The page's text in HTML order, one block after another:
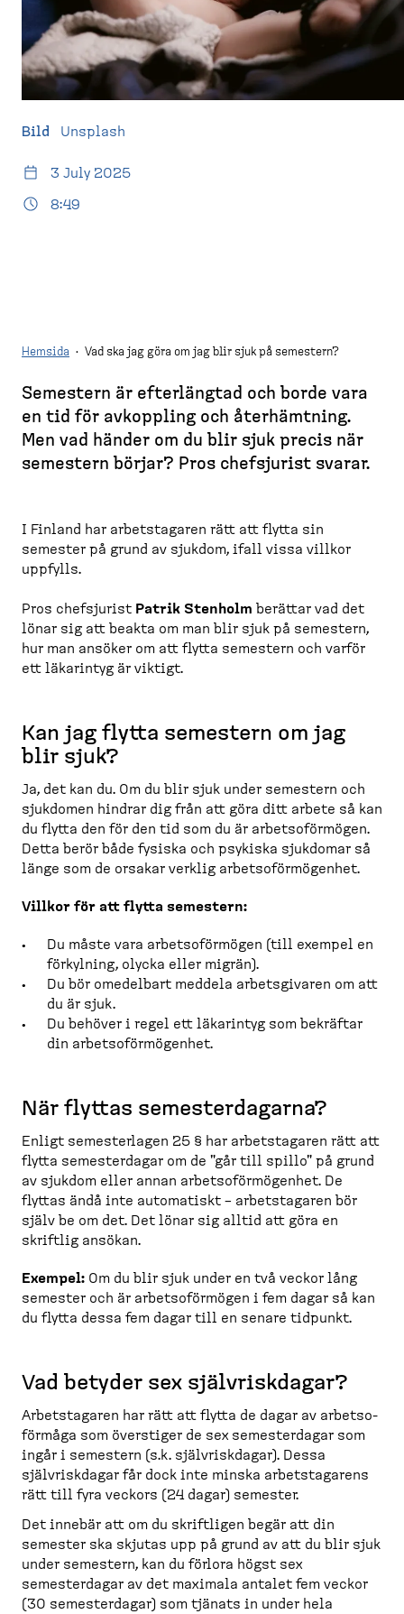
s
i
e
s
t
Bild Unsplash
3 July 2025
8:49
B
r
e
a
r
u
b
Hemsida · Vad ska jag göra om jag blir sjuk på semestern?
Semestern är efterlängtad och borde vara
en tid för avkoppling och återhämtning.
Men vad händer om du blir sjuk precis när
semestern börjar? Pros chefsjurist svarar.
I Finland har arbets­tagaren rätt att flytta sin
semester på grund av sjukdom, ifall vissa villkor
uppfylls.
Pros chefsjurist Patrik Stenholm berättar vad det
lönar sig att beakta om man blir sjuk på semestern,
hur man ansöker om att flytta semestern och varför
ett läkarintyg är viktigt.
Kan jag flytta semestern om jag
blir sjuk?
Ja, det kan du. Om du blir sjuk under semestern och
sjukdomen hindrar dig från att göra ditt arbete så kan
du flytta den för den tid som du är arbetso­förmögen.
Detta berör både fysiska och psykiska sjukdomar så
länge som de orsakar verklig arbetso­för­mö­genhet.
Villkor för att flytta semestern:
Du måste vara arbetso­förmögen (till exempel en
förkylning, olycka eller migrän).
Du bör omedelbart meddela arbets­givaren om att
du är sjuk.
Du behöver i regel ett läkarintyg som bekräftar
din arbetso­för­mö­genhet.
När flyttas semester­dagarna?
Enligt semesterlagen 25 § har arbets­tagaren rätt att
flytta semesterdagar om de "går till spillo" på grund
av sjukdom eller annan arbetso­för­mö­genhet. De
flyttas ändå inte automatiskt – arbets­tagaren bör
själv be om det. Det lönar sig alltid att göra en
skriftlig ansökan.
Exempel: Om du blir sjuk under en två veckor lång
semester och är arbetso­förmögen i fem dagar så kan
du flytta dessa fem dagar till en senare tidpunkt.
Vad betyder sex självriskdagar?
Arbets­tagaren har rätt att flytta de dagar av arbetso­
förmåga som överstiger de sex semesterdagar som
ingår i semestern (s.k. självriskdagar). Dessa
självriskdagar får dock inte minska arbets­ta­garens
rätt till fyra veckors (24 dagar) semester.
Det innebär att om du skriftligen begär att din
semester ska skjutas upp på grund av att du blir sjuk
under semestern, kan du förlora högst sex
semesterdagar av det maximala antalet fem veckor
(30 semesterdagar) som tjänats in under hela